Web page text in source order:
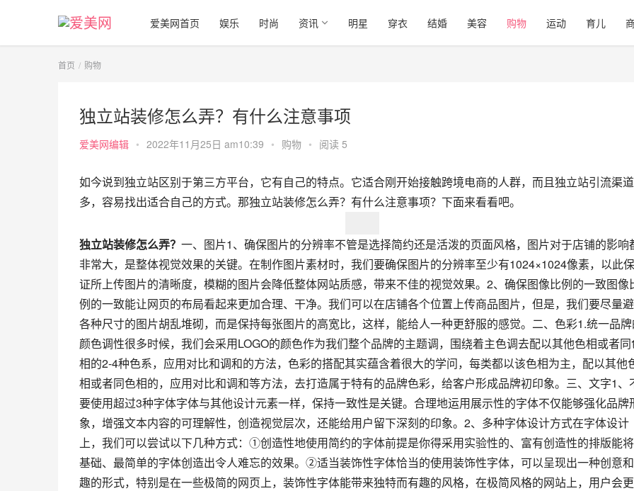
爱美网首页 娱乐 时尚 资讯 明星 穿衣 结婚 美容 购物 运动 育儿
首页 购物
独立站装修怎么弄？有什么注意事项
爱美网编辑 • 2022年11月25日 am10:39 • 购物 • 阅读 5
如今说到独立站区别于第三方平台，它有自己的特点。它适合刚开始接触跨境电商的人群，而且独立站引流渠
多，容易找出适合自己的方式。那独立站装修怎么弄？有什么注意事项？下面来看看吧。
独立站装修怎么弄？ 一、图片1、确保图片的分辨率不管是选择简约还是活泼的页面风格，图片对于店铺的影响
非常大，是整体视觉效果的关键。在制作图片素材时，我们要确保图片的分辨率至少有1024×1024像素，以此保
证所上传图片的清晰度，模糊的图片会降低整体网站质感，带来不佳的视觉效果。2、确保图像比例的一致图像
例的一致能让网页的布局看起来更加合理、干净。我们可以在店铺各个位置上传商品图片，但是，我们要尽量
各种尺寸的图片胡乱堆砌，而是保持每张图片的高宽比，这样，能给人一种更舒服的感觉。二、色彩1.统一品
颜色调性很多时候，我们会采用LOGO的颜色作为我们整个品牌的主题调，围绕着主色调去配以其他色相或者
相的2-4种色系，应用对比和调和的方法，色彩的搭配其实蕴含着很大的学问，每类都以该色相为主，配以其他
相或者同色相的，应用对比和调和等方法，去打造属于特有的品牌色彩，给客户形成品牌初印象。三、文字1、
要使用超过3种字体字体与其他设计元素一样，保持一致性是关键。合理地运用展示性的字体不仅能够强化品牌
象，增强文本内容的可理解性，创造视觉层次，还能给用户留下深刻的印象。2、多种字体设计方式在字体设计
上，我们可以尝试以下几种方式：①创造性地使用简约的字体前提是你得采用实验性的、富有创造性的排版能
基础、最简单的字体创造出令人难忘的效果。②适当装饰性字体恰当的使用装饰性字体，可以呈现出一种创意
趣的形式，特别是在一些极简的网页上，装饰性字体能带来独特而有趣的风格，在极简风格的网站上，用户会